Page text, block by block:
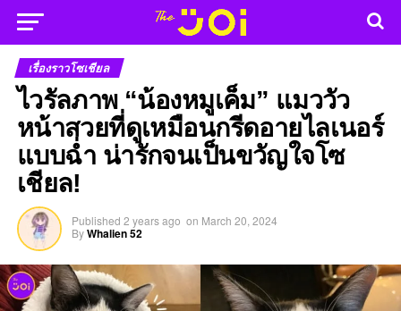
เรื่องราวโซเชียล
ไวรัลภาพ “น้องหมูเค็ม” แมววัว
หน้าสวยที่ดูเหมือนกรีดอายไลเนอร์
แบบฉ่ำ น่ารักจนเป็นขวัญใจโซ
เชียล!
Published 2 years ago on March 20, 2024
ByWhalien 52